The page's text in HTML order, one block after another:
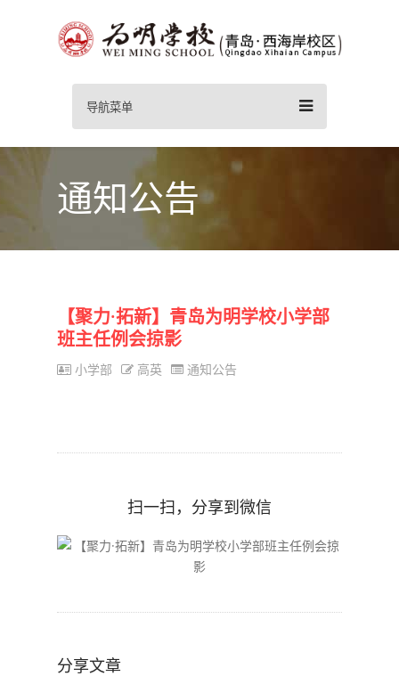
导航菜单
通知公告
【聚力·拓新】青岛为明学校小学部
班主任例会掠影
小学部 高英 通知公告
扫一扫，分享到微信
分享文章